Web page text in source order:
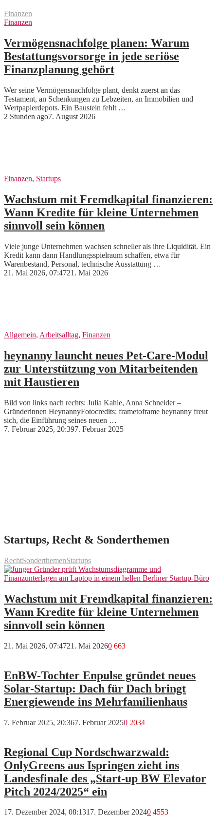
Finanzen
Finanzen
Vermögensnachfolge planen: Warum
Bestattungsvorsorge in jede seriöse
Finanzplanung gehört
Wer seine Vermögensnachfolge plant, denkt zuerst an das
Testament, an Schenkungen zu Lebzeiten, an Immobilien und
Wertpapierdepots. Ein Baustein fehlt …
2 Stunden ago7. August 2026
Finanzen, Startups
Wachstum mit Fremdkapital finanzieren:
Wann Kredite für kleine Unternehmen
sinnvoll sein können
Viele junge Unternehmen wachsen schneller als ihre Liquidität. Ein
Kredit kann dann Handlungsspielraum schaffen, etwa für
Warenbestand, Personal, technische Ausstattung …
21. Mai 2026, 07:4721. Mai 2026
Allgemein, Arbeitsalltag, Finanzen
heynanny launcht neues Pet-Care-Modul
zur Unterstützung von Mitarbeitenden
mit Haustieren
Bild von links nach rechts: Julia Kahle, Anna Schneider –
Gründerinnen HeynannyFotocredits: frametoframe heynanny freut
sich, die Einführung seines neuen …
7. Februar 2025, 20:397. Februar 2025
Startups, Recht & Sonderthemen
RechtSonderthemenStartups
Wachstum mit Fremdkapital finanzieren:
Wann Kredite für kleine Unternehmen
sinnvoll sein können
21. Mai 2026, 07:4721. Mai 20260 663
EnBW-Tochter Enpulse gründet neues
Solar-Startup: Dach für Dach bringt
Energiewende ins Mehrfamilienhaus
7. Februar 2025, 20:367. Februar 20250 2034
Regional Cup Nordschwarzwald:
OnlyGreens aus Ispringen zieht ins
Landesfinale des „Start-up BW Elevator
Pitch 2024/2025“ ein
17. Dezember 2024, 08:1317. Dezember 20240 4553